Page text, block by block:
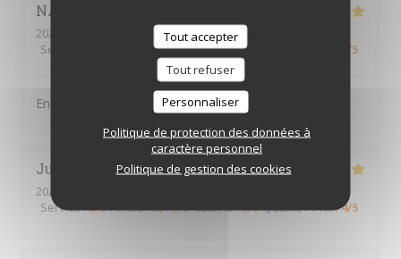
Tout accepter
Tout refuser
Personnaliser
Politique de protection des données à
caractère personnel
Politique de gestion des cookies
NATHALIE
2024-01-27
- 19:30 - Couverts 9
Service
Ambiance:5/5 Cuisine:5 /5
Endroit très sympa, serveurs au top
Julie
2024-01-27
Service:5/5 Ambiance:5/5 Cuisine:5/5 Qualité / Prix:4/5